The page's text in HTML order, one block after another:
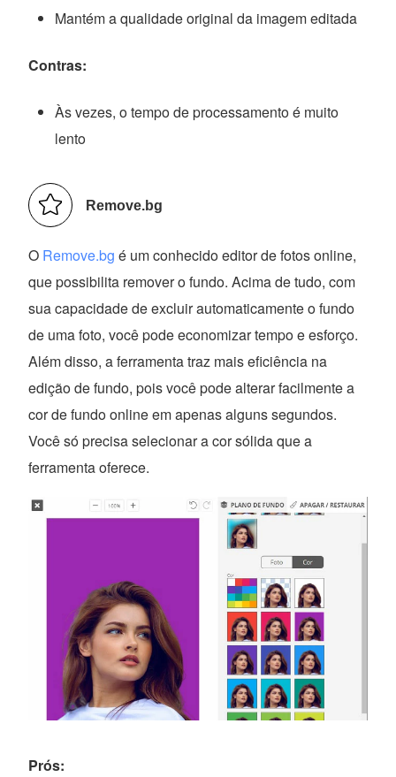
Mantém a qualidade original da imagem editada
Contras:
Às vezes, o tempo de processamento é muito
lento
Remove.bg
O Remove.bg é um conhecido editor de fotos online,
que possibilita remover o fundo. Acima de tudo, com
sua capacidade de excluir automaticamente o fundo
de uma foto, você pode economizar tempo e esforço.
Além disso, a ferramenta traz mais eficiência na
edição de fundo, pois você pode alterar facilmente a
cor de fundo online em apenas alguns segundos.
Você só precisa selecionar a cor sólida que a
ferramenta oferece.
Prós: